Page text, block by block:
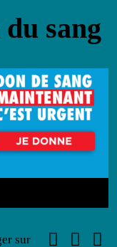
sang
sur
Facebook